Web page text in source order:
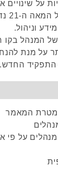
על שינויים
כמו
וניהול.
של המנהל בקו
על מנת
התפקיד החדש.